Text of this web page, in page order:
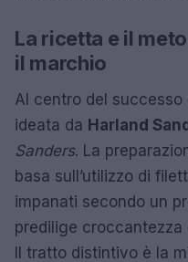
La ricetta e il
il marchio
Al centro del successo
ideata da Harland
Sanders. La
basa sull’utilizzo di
impanati secondo un
predilige
Il tratto distintivo è la